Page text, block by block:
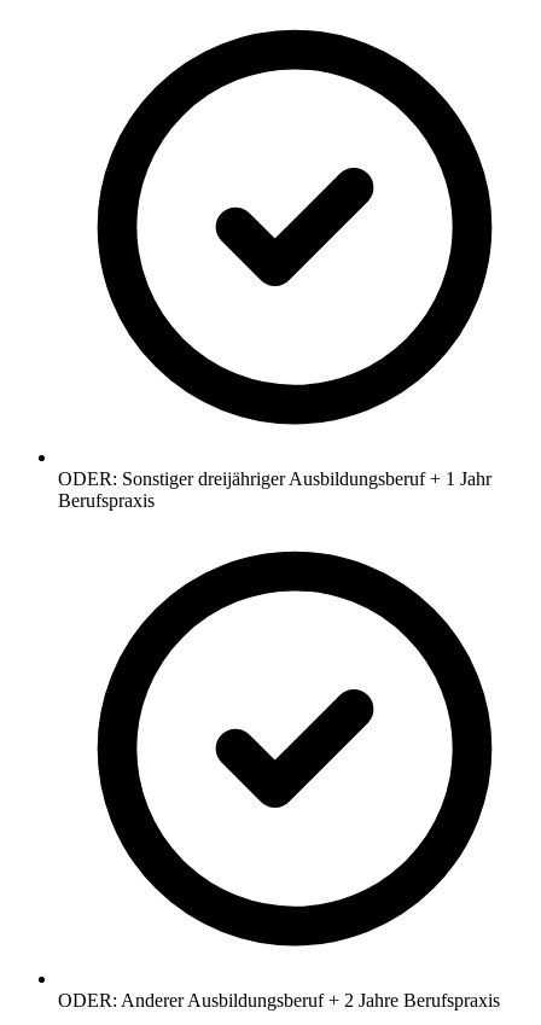
ODER: Sonstiger dreijähriger Ausbildungsberuf + 1 Jahr
Berufspraxis
ODER: Anderer Ausbildungsberuf + 2 Jahre Berufspraxis